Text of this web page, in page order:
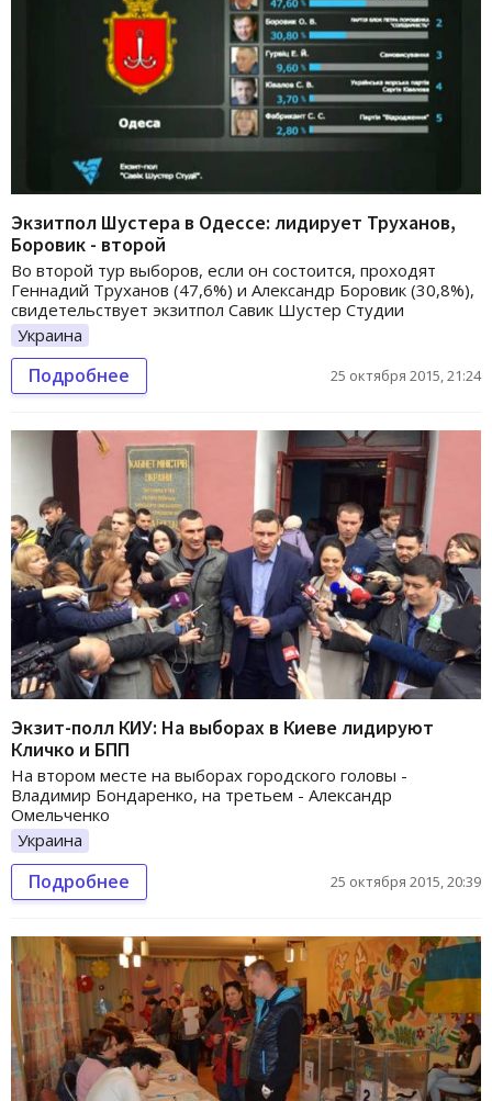
Экзитпол Шустера в Одессе: лидирует Труханов,
Боровик - второй
Во второй тур выборов, если он состоится, проходят
Геннадий Труханов (47,6%) и Александр Боровик (30,8%),
свидетельствует экзитпол Савик Шустер Студии
Украина
Подробнее 25 октября 2015, 21:24
Экзит-полл КИУ: На выборах в Киеве лидируют
Кличко и БПП
На втором месте на выборах городского головы -
Владимир Бондаренко, на третьем - Александр
Омельченко
Украина
Подробнее 25 октября 2015, 20:39